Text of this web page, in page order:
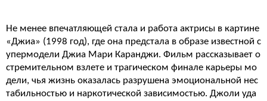
Не менее впечатляющей стала и работа актрисы в картине
«Джиа» (1998 год), где она предстала в образе известной с
упермодели Джиа Мари Каранджи. Фильм рассказывает о
стремительном взлете и трагическом финале карьеры мо
дели, чья жизнь оказалась разрушена эмоциональной нес
табильностью и наркотической зависимостью. Джоли уда